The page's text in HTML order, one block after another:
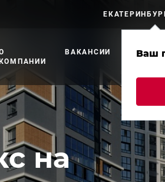
КОМПАНИИ
ВАКАНСИИ Ваш
на